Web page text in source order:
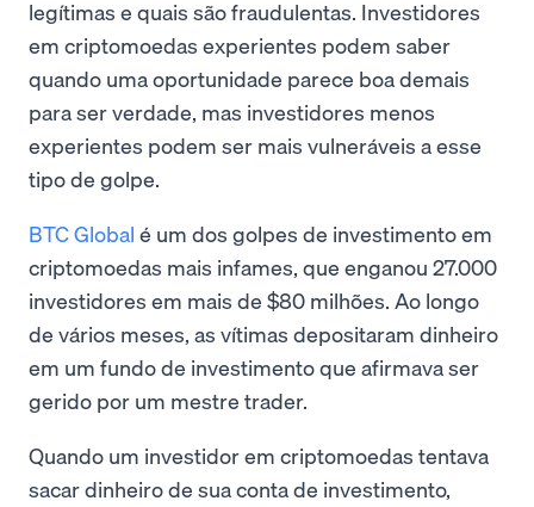
legítimas e quais são fraudulentas. Investidores
em criptomoedas experientes podem saber
quando uma oportunidade parece boa demais
para ser verdade, mas investidores menos
experientes podem ser mais vulneráveis a esse
tipo de golpe.
BTC Global é um dos golpes de investimento em
criptomoedas mais infames, que enganou 27.000
investidores em mais de $80 milhões. Ao longo
de vários meses, as vítimas depositaram dinheiro
em um fundo de investimento que afirmava ser
gerido por um mestre trader.
Quando um investidor em criptomoedas tentava
sacar dinheiro de sua conta de investimento,